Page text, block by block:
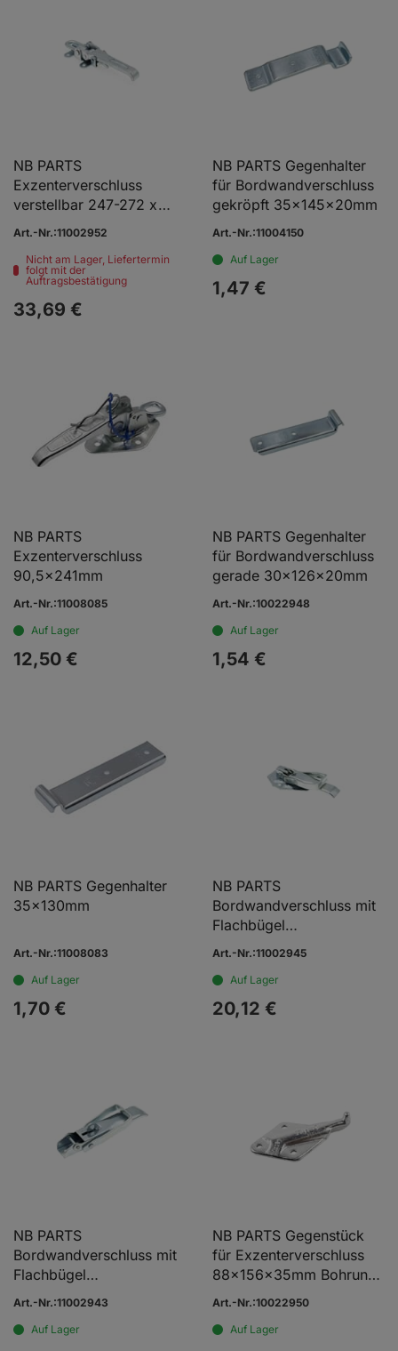
NB PARTS
Exzenterverschluss
verstellbar 247-272 x
92,3mm mit Sicherung
Art.-Nr.:11002952
Nicht am Lager, Liefertermin
folgt mit der
Auftragsbestätigung
33,69 €
NB PARTS Gegenhalter
für Bordwandverschluss
gekröpft 35x145x20mm
Art.-Nr.:11004150
Auf Lager
1,47 €
NB PARTS
Exzenterverschluss
90,5x241mm
Art.-Nr.:11008085
Auf Lager
12,50 €
NB PARTS Gegenhalter
für Bordwandverschluss
gerade 30x126x20mm
Art.-Nr.:10022948
Auf Lager
1,54 €
NB PARTS Gegenhalter
35x130mm
Art.-Nr.:11008083
Auf Lager
1,70 €
NB PARTS
Bordwandverschluss mit
Flachbügel
91x225x39mm
Art.-Nr.:11002945
Auf Lager
20,12 €
NB PARTS
Bordwandverschluss mit
Flachbügel
37x210x39mm
Art.-Nr.:11002943
Auf Lager
NB PARTS Gegenstück
für Exzenterverschluss
88x156x35mm Bohrung
8,8mm Lochabstand
Art.-Nr.:10022950
Auf Lager